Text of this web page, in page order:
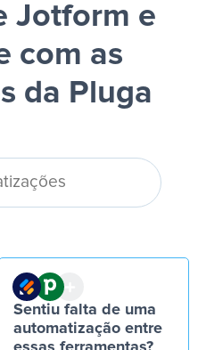
Jotform e
com as
da Pluga
Sentiu falta de uma
automatização entre